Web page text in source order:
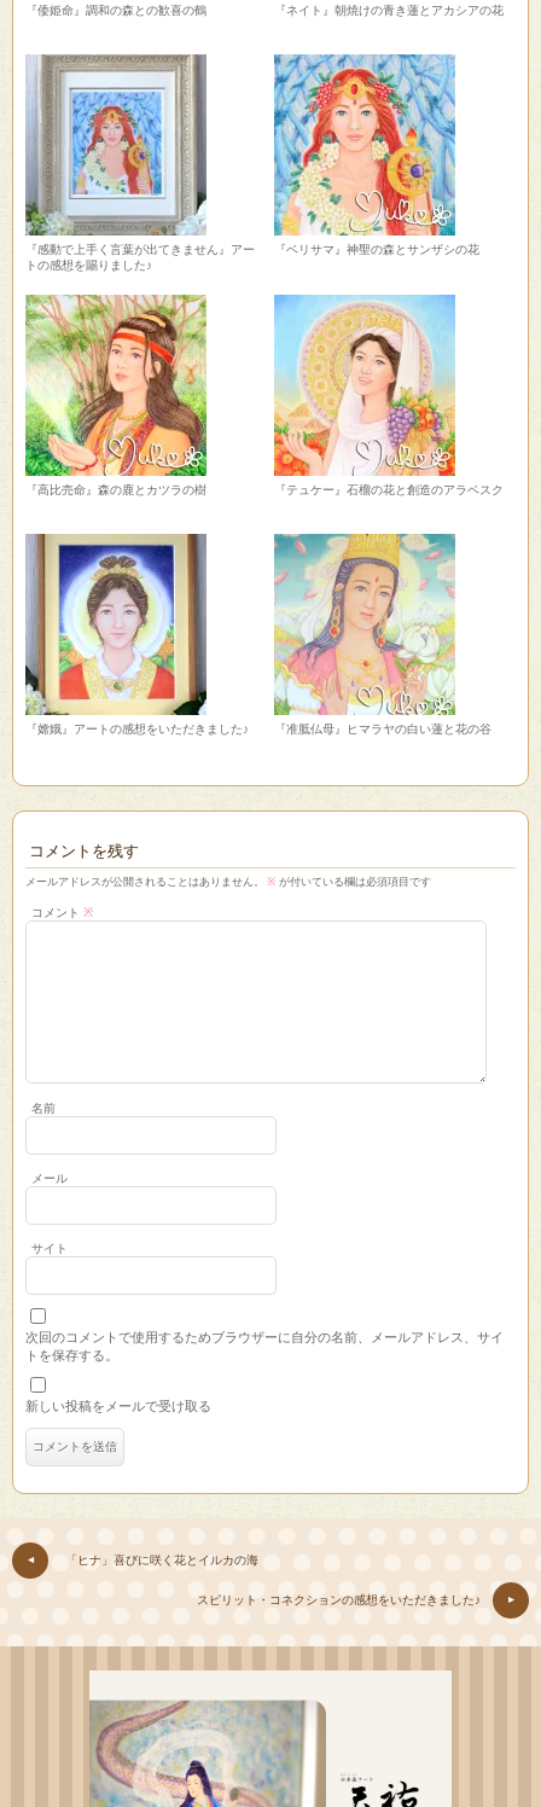
『倭姫命』調和の森との歓喜の鶴 『ネイト』朝焼けの青き蓮とアカシアの花
『感動で上手く言葉が出てきません』アー
トの感想を賜りました♪
『ベリサマ』神聖の森とサンザシの花
『高比売命』森の鹿とカツラの樹 『テュケー』石榴の花と創造のアラベスク
『嫦娥』アートの感想をいただきました♪ 『准胝仏母』ヒマラヤの白い蓮と花の谷
コメントを残す
メールアドレスが公開されることはありません。 ※ が付いている欄は必須項目です
コメント ※
名前
メール
サイト
次回のコメントで使用するためブラウザーに自分の名前、メールアドレス、サイ
トを保存する。
新しい投稿をメールで受け取る
「ヒナ」喜びに咲く花とイルカの海
スピリット・コネクションの感想をいただきました♪